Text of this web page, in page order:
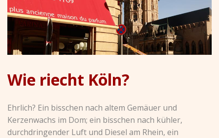
Wie riecht Köln?
Ehrlich? Ein bisschen nach altem Gemäuer und
Kerzenwachs im Dom; ein bisschen nach kühler,
durchdringender Luft und Diesel am Rhein, ein